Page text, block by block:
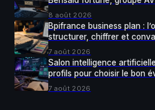
8 août 2026
Bpifrance business plan :
structurer, chiffrer et
7 août 2026
Salon intelligence
profils pour choisir le bon
7 août 2026